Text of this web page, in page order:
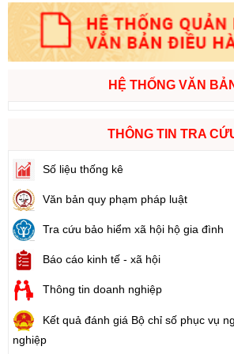
HỆ THỐNG VĂN
THÔNG TIN TRA
Số liệu thống kê
Văn bản quy phạm pháp luật
Tra cứu bảo hiểm xã hội hộ gia đình
Báo cáo kinh tế - xã hội
Thông tin doanh nghiệp
Kết quả đánh giá Bộ chỉ số phục vụ
nghiệp